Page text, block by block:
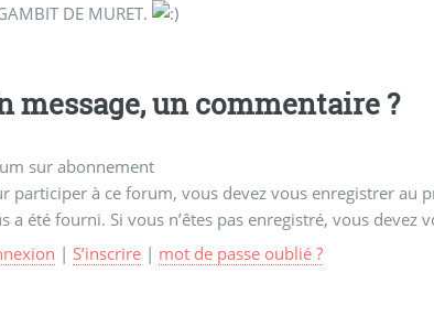
DE MURET.
message, un commentaire ?
sur abonnement
participer à ce forum, vous devez vous enregistrer au
a été fourni. Si vous n’êtes pas enregistré, vous devez
| S’inscrire | mot de passe oublié ?